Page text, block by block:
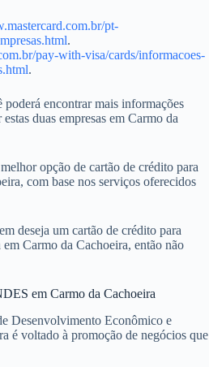
pt-
.
pay-with-visa/cards/informacoes-
.
poderá encontrar mais informações
duas empresas em Carmo da
opção de cartão de crédito para
com base nos serviços oferecidos
deseja um cartão de crédito para
em Carmo da Cachoeira, então não
em Carmo da Cachoeira
Desenvolvimento Econômico e
é voltado à promoção de negócios que